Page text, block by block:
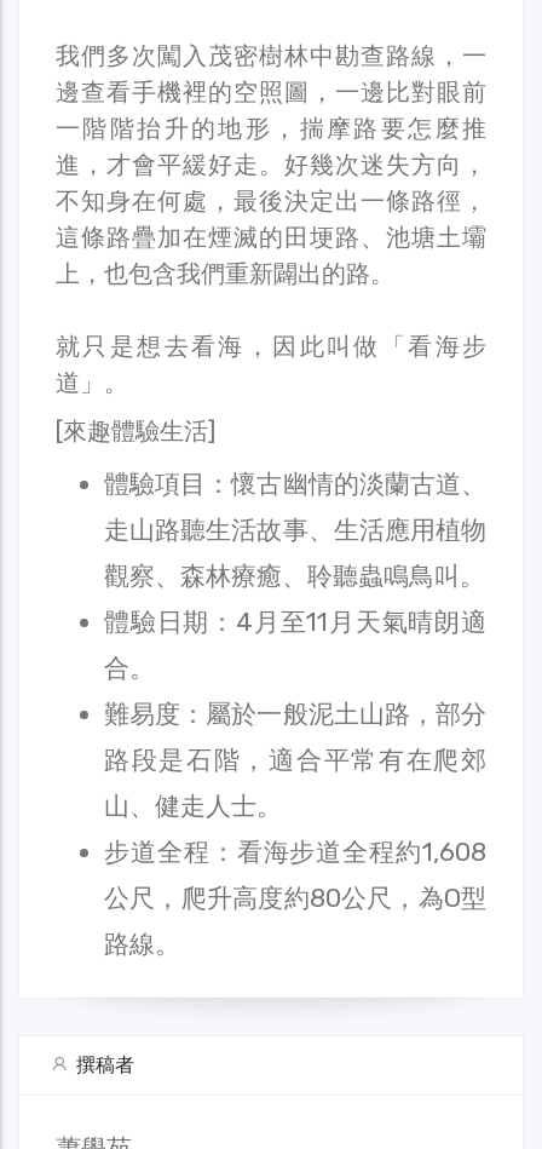
我們多次闖入茂密樹林中勘查路線，一
邊查看手機裡的空照圖，一邊比對眼前
一階階抬升的地形，揣摩路要怎麼推
進，才會平緩好走。好幾次迷失方向，
不知身在何處，最後決定出一條路徑，
這條路疊加在煙滅的田埂路、池塘土壩
上，也包含我們重新闢出的路。
就只是想去看海，因此叫做「看海步
道」。
[來趣體驗生活]
體驗項目：懷古幽情的淡蘭古道、
走山路聽生活故事、生活應用植物
觀察、森林療癒、聆聽蟲鳴鳥叫。
體驗日期：4月至11月天氣晴朗適
合。
難易度：屬於一般泥土山路，部分
路段是石階，適合平常有在爬郊
山、健走人士。
步道全程：看海步道全程約1,608
公尺，爬升高度約80公尺，為O型
路線。
撰稿者